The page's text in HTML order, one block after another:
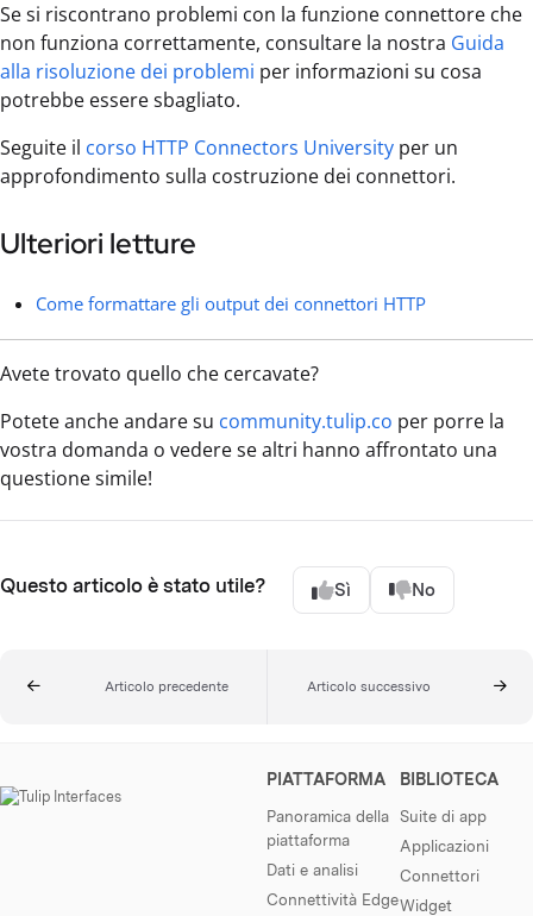
Se si riscontrano problemi con la funzione connettore che
non funziona correttamente, consultare la nostra Guida
alla risoluzione dei problemi per informazioni su cosa
potrebbe essere sbagliato.
Seguite il corso HTTP Connectors University per un
approfondimento sulla costruzione dei connettori.
Ulteriori letture
Come formattare gli output dei connettori HTTP
Avete trovato quello che cercavate?
Potete anche andare su community.tulip.co per porre la
vostra domanda o vedere se altri hanno affrontato una
questione simile!
Questo articolo è stato utile? Sì No
Articolo precedente Articolo successivo
PIATTAFORMA
Panoramica della
piattaforma
Dati e analisi
Connettività Edge
BIBLIOTECA
Suite di app
Applicazioni
Connettori
Widget